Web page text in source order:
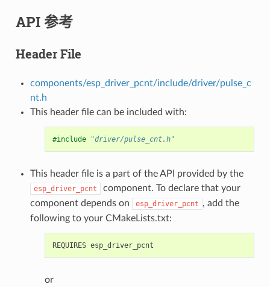
API 参考
Header File
components/esp_driver_pcnt/include/driver/pulse_c
nt.h
This header file can be included with:
#include "driver/pulse_cnt.h"
This header file is a part of the API provided by the
esp_driver_pcnt
component. To declare that your
component depends on
esp_driver_pcnt , add the
following to your CMakeLists.txt:
or